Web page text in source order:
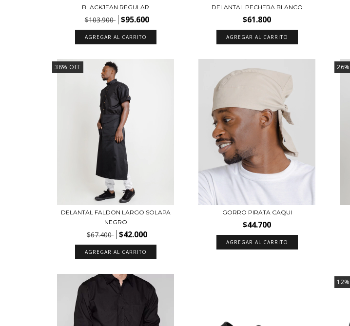
BLACKJEAN REGULAR
$103.900 $95.600
AGREGAR AL CARRITO
DELANTAL PECHERA BLANCO
$61.800
AGREGAR AL CARRITO
38% OFF
DELANTAL FALDON LARGO SOLAPA
NEGRO
$67.400 $42.000
AGREGAR AL CARRITO
GORRO PIRATA CAQUI
$44.700
AGREGAR AL CARRITO
26%
12%